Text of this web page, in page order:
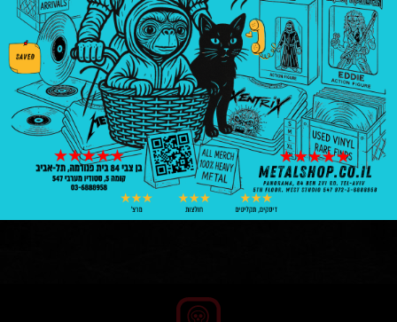
Metallica
₪250.00
6 במלאי
הוספה לסל